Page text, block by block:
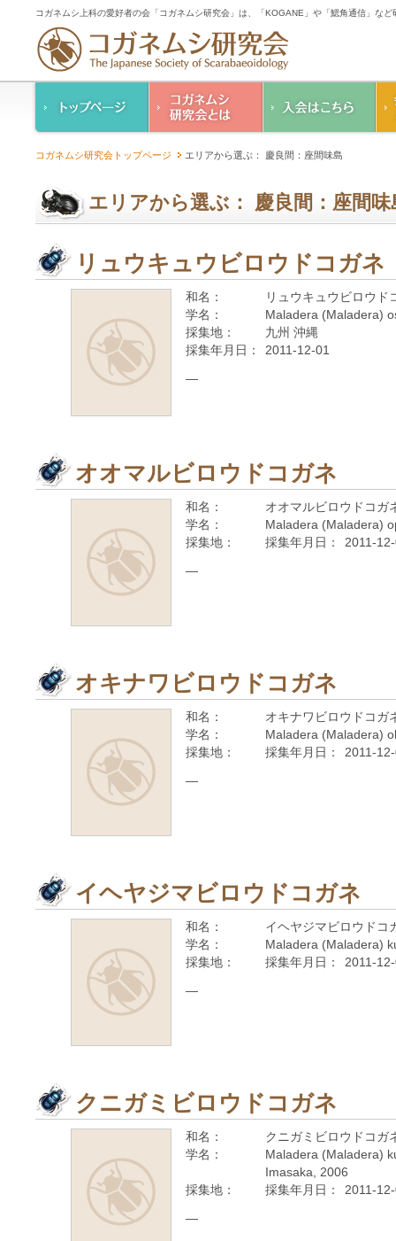
コガネムシ上科の愛好者の会「コガネムシ研究会」は、「KOGANE」や「鰓角通信」な
ご案内
幹事紹介
人情報保護要領
コガネムシ研究会トップページ エリアから選ぶ： 慶良間：座間味島
エリアから選ぶ： 慶良間：座間味
リュウキュウビロウドコガネ
和名：
リュウキュウビロウド
学名：
Maladera (Maladera)
採集地：
九州 沖縄
採集年月日：
2011-12-01
—
オオマルビロウドコガネ
和名：
オオマルビロウドコガ
学名：
Maladera (Maladera)
採集地：
採集年月日： 2011-
—
オキナワビロウドコガネ
和名：
オキナワビロウドコガ
学名：
Maladera (Maladera)
採集地：
採集年月日： 2011-
—
イヘヤジマビロウドコガネ
和名：
イヘヤジマビロウドコ
学名：
Maladera (Maladera)
採集地：
採集年月日： 2011-
—
クニガミビロウドコガネ
和名：
クニガミビロウドコガ
学名：
Maladera (Maladera)
Imasaka, 2006
採集地：
採集年月日： 2011-
—